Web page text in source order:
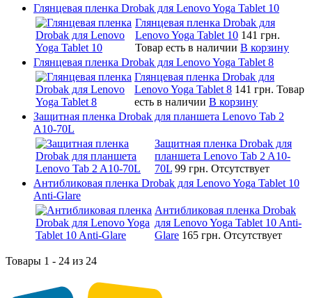
Глянцевая пленка Drobak для Lenovo Yoga Tablet 10
Глянцевая пленка Drobak для
Lenovo Yoga Tablet 10 141 грн.
Товар есть в наличии В корзину
Глянцевая пленка Drobak для Lenovo Yoga Tablet 8
Глянцевая пленка Drobak для
Lenovo Yoga Tablet 8 141 грн. Товар
есть в наличии В корзину
Защитная пленка Drobak для планшета Lenovo Tab 2
A10-70L
Защитная пленка Drobak для
планшета Lenovo Tab 2 A10-
70L 99 грн. Отсутствует
Антибликовая пленка Drobak для Lenovo Yoga Tablet 10
Anti-Glare
Антибликовая пленка Drobak
для Lenovo Yoga Tablet 10 Anti-
Glare 165 грн. Отсутствует
Товары 1 - 24 из 24